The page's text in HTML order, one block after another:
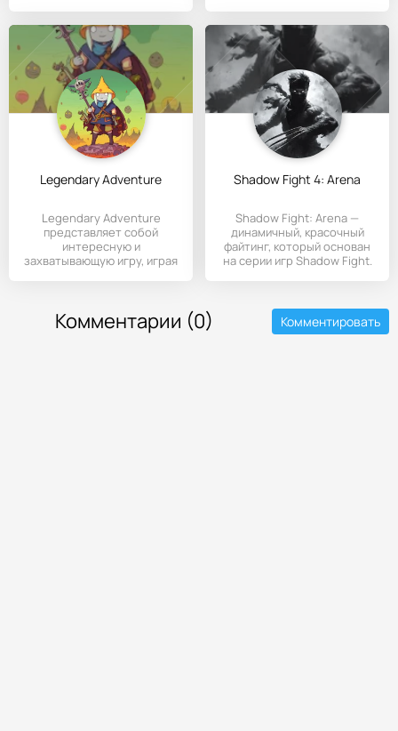
Legendary Adventure
Legendary Adventure
представляет собой
интересную и
захватывающую игру, играя
Shadow Fight 4: Arena
Shadow Fight: Arena —
динамичный, красочный
файтинг, который основан
на серии игр Shadow Fight.
Комментарии (0) Комментировать